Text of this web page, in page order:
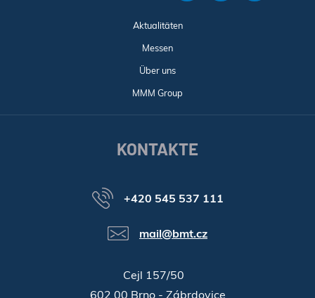
Aktualitäten
Messen
Über uns
MMM Group
KONTAKTE
+420 545 537 111
mail@bmt.cz
Cejl 157/50
602 00 Brno - Zábrdovice